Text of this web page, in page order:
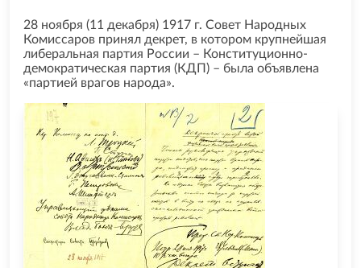
28 ноября (11 декабря) 1917 г. Совет Народных
Комиссаров принял декрет, в котором крупнейшая
либеральная партия России – Конституционно-
демократическая партия (КДП) – была объявлена
«партией врагов народа».